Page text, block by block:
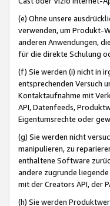
(e) Ohne unsere
verwenden, um Produkt-
anderen Anwendungen,
für die direkte Schulung
(f) Sie werden (i) nicht in
entsprechenden Versuch
Kontaktaufnahme mit
API, Datenfeeds,
Eigentumsrechte oder
(g) Sie werden nicht
manipulieren, zu
enthaltene Software
andere zugrunde
mit der Creators API, der
(h) Sie werden